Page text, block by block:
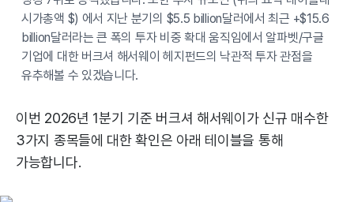
시가총액 $) 에서 지난 분기의 $5.5 billion달러에서 최근 +$15.6
billion달러라는 큰 폭의 투자 비중 확대 움직임에서 알파벳/구글
기업에 대한 버크셔 해서웨이 헤지펀드의 낙관적 투자 관점을
유추해볼 수 있겠습니다.
이번 2026년 1분기 기준 버크셔 해서웨이가 신규 매수한
3가지 종목들에 대한 확인은 아래 테이블을 통해
가능합니다.